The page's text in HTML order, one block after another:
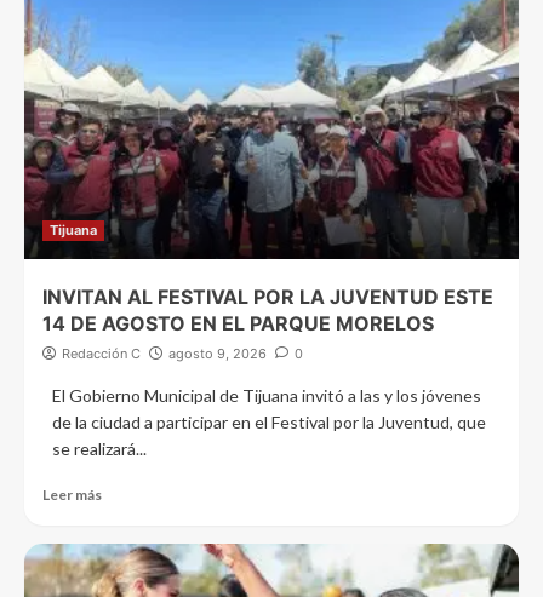
Tijuana
INVITAN AL FESTIVAL POR LA JUVENTUD ESTE
14 DE AGOSTO EN EL PARQUE MORELOS
Redacción C agosto 9, 2026 0
El Gobierno Municipal de Tijuana invitó a las y los jóvenes
de la ciudad a participar en el Festival por la Juventud, que
se realizará...
Leer más